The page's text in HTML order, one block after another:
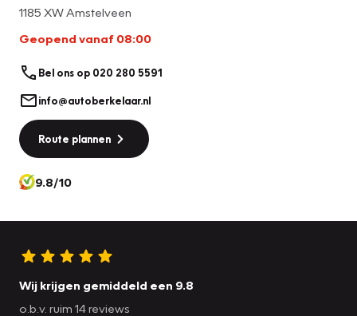
1185 XW Amstelveen
Geopend vanaf 08:00
Bel ons op 020 280 5591
info@autoberkelaar.nl
Route plannen
9.8/10
Wij krijgen gemiddeld een 9.8
o.b.v. ruim 14 reviews